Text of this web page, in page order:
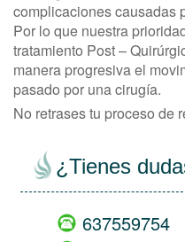
complicaciones causadas
Por lo que nuestra
tratamiento Post –
manera progresiva el
pasado por una cirugía.
No retrases tu proceso de
¿Tienes
637559754